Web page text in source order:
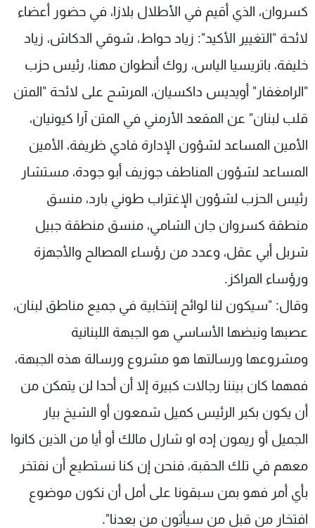
كسروان، الذي أقيم في الأطلال بلازا، في حضور أعضاء
لائحة "التغيير الأكيد": زياد حواط، شوقي الدكاش، زياد
خليفة، باتريسيا الياس، روك أنطوان مهنا، رئيس حزب
"الرامغفار" أويديس داكسيان، المرشح على لائحة "المتن
قلب لبنان" عن المقعد الأرمني في المتن آرا كيونيان،
الأمين المساعد لشؤون الإدارة فادي ظريفة، الأمين
المساعد لشؤون المناطف جوزيف أبو جودة، مستشار
رئيس الحزب لشؤون الإغتراب طوني بارد، منسق
منطقة كسروان جان الشامي، منسق منطقة جبيل
شربل أبي عقل، وعدد من رؤساء المصالح والأجهزة
ورؤساء المراكز.
وقال: "سيكون لنا لوائح إنتخابية في جميع مناطق لبنان،
عصبها ونبضها الأساسي هو الجبهة اللبنانية
ومشروعها ورسالتها هو مشروع ورسالة هذه الجبهة،
فمهما كان بيننا رجالات كبيرة إلا أن أحدا لن يتمكن من
أن يكون بكبر الرئيس كميل شمعون أو الشيخ بيار
الجميل أو ريمون إده او شارل مالك أو أيا من الذين كانوا
معهم في تلك الحقبة، فنحن إن كنا نستطيع أن نفتخر
بأي أمر فهو بمن سبقونا على أمل أن نكون موضوع
افتخار من قبل من سيأتون من بعدنا".